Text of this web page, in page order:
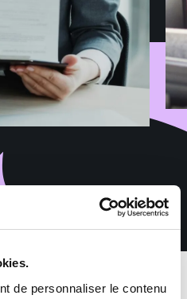
de personnaliser le contenu